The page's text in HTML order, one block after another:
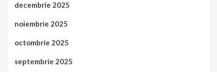
decembrie 2025
noiembrie 2025
octombrie 2025
septembrie 2025